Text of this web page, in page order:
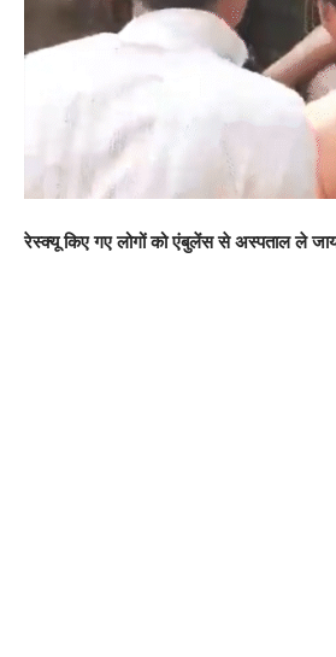
रेस्क्यू किए गए लोगों को एंबुलेंस से अस्पताल ले